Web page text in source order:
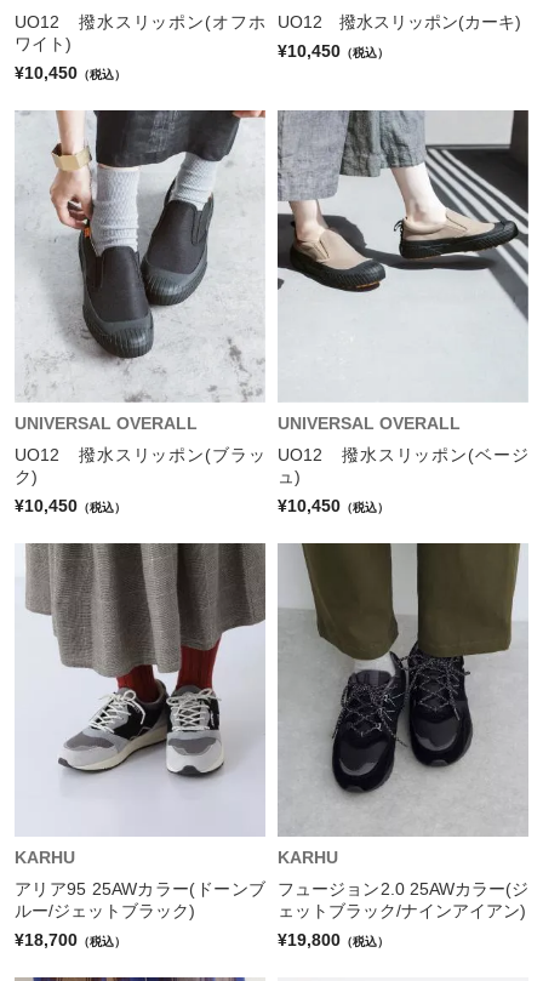
UO12 撥水スリッポン(オフホ
ワイト)
¥10,450 （税込）
UO12 撥水スリッポン(カーキ)
¥10,450 （税込）
UNIVERSAL OVERALL
UO12 撥水スリッポン(ブラッ
ク)
¥10,450 （税込）
UNIVERSAL OVERALL
UO12 撥水スリッポン(ベージ
ュ)
¥10,450 （税込）
KARHU
アリア95 25AWカラー(ドーンブ
ルー/ジェットブラック)
¥18,700 （税込）
KARHU
フュージョン2.0 25AWカラー(ジ
ェットブラック/ナインアイアン)
¥19,800 （税込）